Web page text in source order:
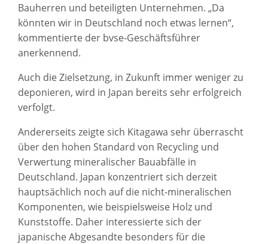
Bauherren und beteiligten Unternehmen. „Da
könnten wir in Deutschland noch etwas lernen“,
kommentierte der bvse-Geschäftsführer
anerkennend.
Auch die Zielsetzung, in Zukunft immer weniger zu
deponieren, wird in Japan bereits sehr erfolgreich
verfolgt.
Andererseits zeigte sich Kitagawa sehr überrascht
über den hohen Standard von Recycling und
Verwertung mineralischer Bauabfälle in
Deutschland. Japan konzentriert sich derzeit
hauptsächlich noch auf die nicht-mineralischen
Komponenten, wie beispielsweise Holz und
Kunststoffe. Daher interessierte sich der
japanische Abgesandte besonders für die